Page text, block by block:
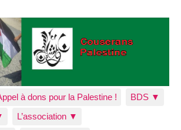
à dons pour la Palestine !
BDS ▼
L’association ▼